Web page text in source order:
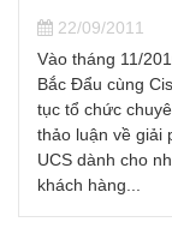
dự họp Đại hội Cổ
Thường niên